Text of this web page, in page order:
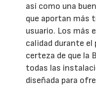
así como una
que aportan más
usuario. Los más
calidad durante el
certeza de que la
todas las
diseñada para